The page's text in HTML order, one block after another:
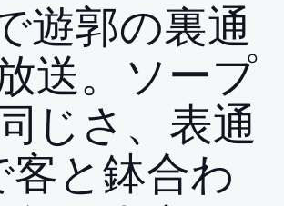
遊郭の裏通
送。ソープ
じさ、表通
客と鉢合わ